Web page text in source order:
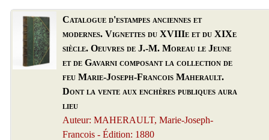
Catalogue d'estampes anciennes et
modernes. Vignettes du XVIIIe et du XIXe
siècle. Oeuvres de J.-M. Moreau le Jeune
et de Gavarni composant la collection de
feu Marie-Joseph-Francois Maherault.
Dont la vente aux enchères publiques aura
lieu
Auteur: MAHERAULT, Marie-Joseph-
Francois - Édition: 1880